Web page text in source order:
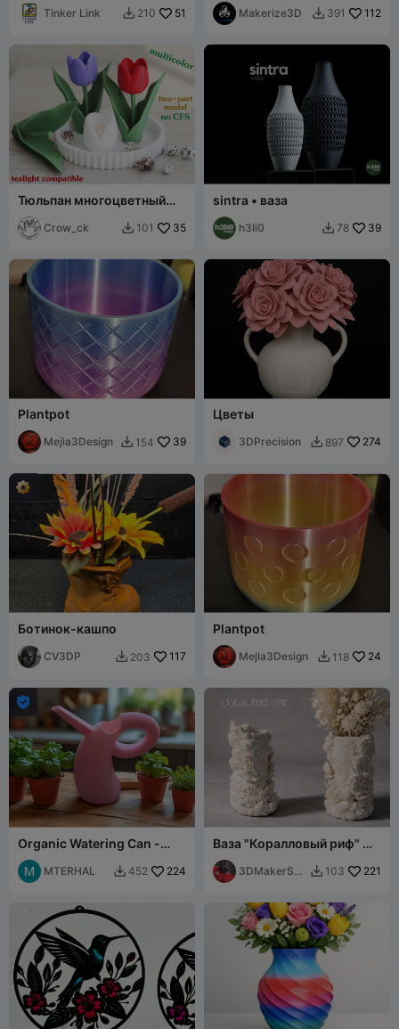
Tinker Link  210 51 Makerize3D  391 112
Тюльпан многоцветный
(без CFS)
Crow_ck  101 35
sintra • ваза
h3li0  78 39
Plantpot
Mejla3Design  154 39
Цветы
3DPrecision  897 274
Ботинок-кашпо
CV3DP  203 117
Plantpot
Mejla3Design  118 24

Organic Watering Can -
Fluid Form, Exceptional
Functionality
MTERHAL  452 224
Ваза "Коралловый риф" —
эффектная ваза с высокой
детализацией
3DMakerSpa
 103 221